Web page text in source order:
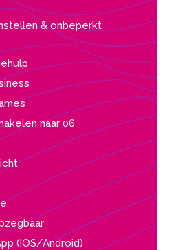
& onbeperkt
naar 06
(IOS/Android)